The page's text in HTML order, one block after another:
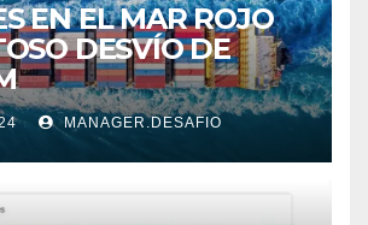
EN EL MAR ROJO
DESVÍO DE
MANAGER.DESAFIO